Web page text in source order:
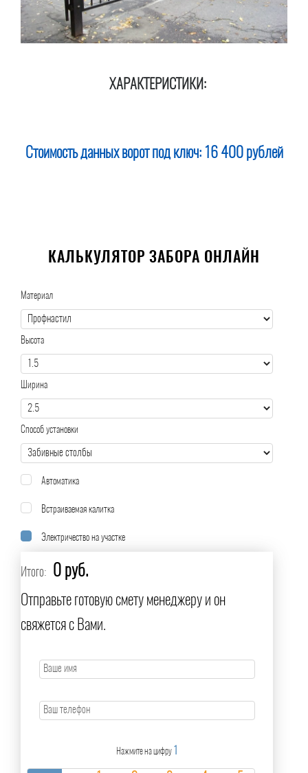
ХАРАКТЕРИСТИКИ:
Стоимость данных ворот под ключ: 16 400 рублей
КАЛЬКУЛЯТОР ЗАБОРА ОНЛАЙН
Материал
Высота
Ширина
Способ установки
Автоматика
Встраиваемая калитка
Электричество на участке
Итого: 0 руб.
Отправьте готовую смету менеджеру и он
свяжется с Вами.
Нажмите на цифру 1